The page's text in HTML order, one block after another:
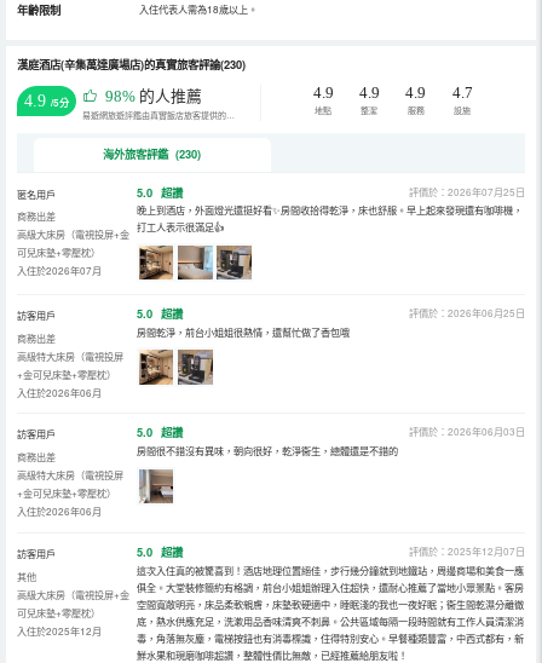
年齡限制 入住代表人需為18歲以上。
漢庭酒店(辛集萬達廣場店)的真實旅客評論(230)
4.9 /5分 98% 的人推薦
易遊網旅遊評鑑由真實飯店旅客提供的評鑑。
4.9
地點
4.9
整潔
4.9
服務
4.7
設施
海外旅客評鑑 (230)
匿名用戶
商務出差
高級大床房（電視投屏+金
可兒床墊+零壓枕）
入住於2026年07月
5.0 超讚
評價於：2026年07月25日
晚上到酒店，外面燈光還挺好看✨房間收拾得乾淨，床也舒服。早上起來發現還有咖啡機，
打工人表示很滿足👍
訪客用戶
商務出差
高級特大床房（電視投屏
+金可兒床墊+零壓枕）
入住於2026年06月
5.0 超讚
評價於：2026年06月25日
房間乾淨，前台小姐姐很熱情，還幫忙做了香包哦
訪客用戶
商務出差
高級特大床房（電視投屏
+金可兒床墊+零壓枕）
入住於2026年06月
5.0 超讚
評價於：2026年06月03日
房間很不錯沒有異味，朝向很好，乾淨衞生，總體還是不錯的
訪客用戶
其他
高級大床房（電視投屏+金
可兒床墊+零壓枕）
入住於2025年12月
5.0 超讚
評價於：2025年12月07日
這次入住真的被驚喜到！酒店地理位置絕佳，步行幾分鐘就到地鐵站，周邊商場和美食一應
俱全。大堂裝修簡約有格調，前台小姐姐辦理入住超快，還耐心推薦了當地小眾景點。客房
空間寬敞明亮，床品柔軟親膚，床墊軟硬適中，睡眠淺的我也一夜好眠；衞生間乾濕分離徹
底，熱水供應充足，洗漱用品香味清爽不刺鼻。公共區域每隔一段時間就有工作人員清潔消
毒，角落無灰塵，電梯按鈕也有消毒標識，住得特別安心。早餐種類豐富，中西式都有，新
鮮水果和現磨咖啡超讚，整體性價比無敵，已經推薦給朋友啦！